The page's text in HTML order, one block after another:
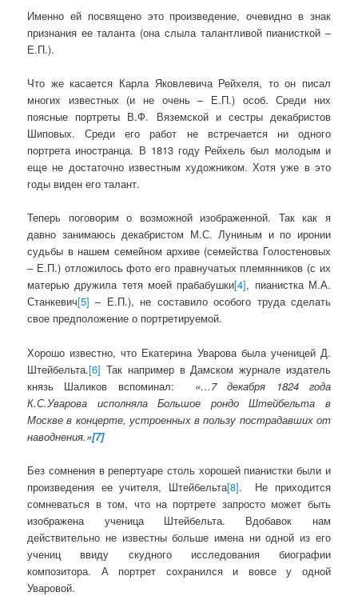
Именно ей посвящено это произведение, очевидно в знак
признания ее таланта (она слыла талантливой пианисткой –
Е.П.).
Что же касается Карла Яковлевича Рейхеля, то он писал
многих известных (и не очень – Е.П.) особ. Среди них
поясные портреты В.Ф. Вяземской и сестры декабристов
Шиповых. Среди его работ не встречается ни одного
портрета иностранца. В 1813 году Рейхель был молодым и
еще не достаточно известным художником. Хотя уже в это
годы виден его талант.
Теперь поговорим о возможной изображенной. Так как я
давно занимаюсь декабристом М.С. Луниным и по иронии
судьбы в нашем семейном архиве (семейства Голостеновых
– Е.П.) отложилось фото его правнучатых племянников (с их
матерью дружила тетя моей прабабушки[4], пианистка М.А.
Станкевич[5] – Е.П.), не составило особого труда сделать
свое предположение о портретируемой.
Хорошо известно, что Екатерина Уварова была ученицей Д.
Штейбельта.[6] Так например в Дамском журнале издатель
князь Шаликов вспоминал: «…7 декабря 1824 года
К.С.Уварова исполняла Большое рондо Штейбельта в
Москве в концерте, устроенных в пользу пострадавших от
наводнения.»[7]
Без сомнения в репертуаре столь хорошей пианистки были и
произведения ее учителя, Штейбельта[8]. Не приходится
сомневаться в том, что на портрете запросто может быть
изображена ученица Штейбельта. Вдобавок нам
действительно не известны больше имена ни одной из его
учениц ввиду скудного исследования биографии
композитора. А портрет сохранился и вовсе у одной
Уваровой.